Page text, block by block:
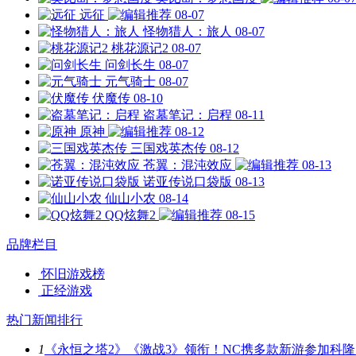
远征
08-07
怪物猎人：旅人 08-07
桃花源记2 08-07
问剑长生 08-07
元气骑士 08-07
伏魔传 08-10
盗墓笔记：启程 08-11
原神
08-12
三国戏英杰传 08-12
苍翼：混沌效应
08-13
诺亚传说口袋版 08-13
仙山小农 08-14
QQ炫舞2
08-15
品牌栏目
怀旧游戏榜
正经游戏
热门新闻排行
1 《永恒之塔2》《激战3》领衔！NC携多款新游参加科